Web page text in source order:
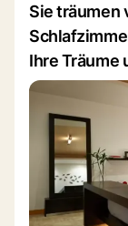
Sie träumen
Ihre Träume